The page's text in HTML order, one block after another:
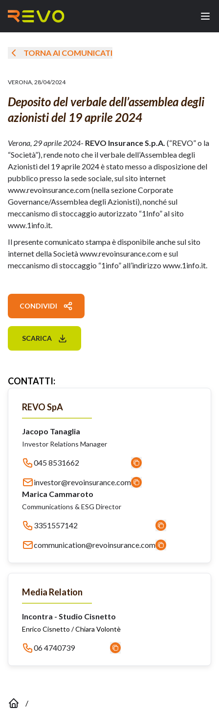
TORNA AI COMUNICATI
VERONA, 28/04/2024
Deposito del verbale dell’assemblea degli
azionisti del 19 aprile 2024
Verona, 29 aprile 2024- REVO Insurance S.p.A. (“REVO” o la
“Società”), rende noto che il verbale dell’Assemblea degli
Azionisti del 19 aprile 2024 è stato messo a disposizione del
pubblico presso la sede sociale, sul sito internet
www.revoinsurance.com (nella sezione Corporate
Governance/Assemblea degli Azionisti), nonché sul
meccanismo di stoccaggio autorizzato “1Info” al sito
www.1info.it.
Il presente comunicato stampa è disponibile anche sul sito
internet della Società www.revoinsurance.com e sul
meccanismo di stoccaggio “1info” all’indirizzo www.1info.it.
CONDIVIDI
SCARICA
CONTATTI:
REVO SpA
Jacopo Tanaglia
Investor Relations Manager
045 8531662
investor@revoinsurance.com
Marica Cammaroto
Communications & ESG Director
3351557142
communication@revoinsurance.com
Media Relation
Incontra - Studio Cisnetto
Enrico Cisnetto / Chiara Volontè
06 4740739
/